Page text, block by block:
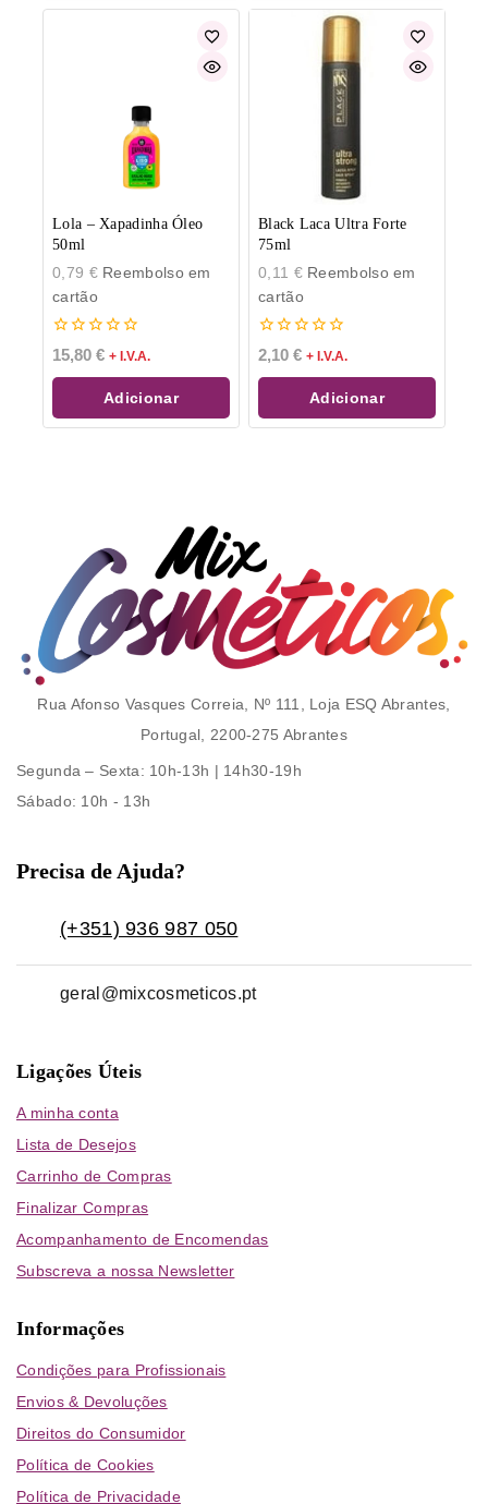
Lola – Xapadinha Óleo
50ml
0,79 €Reembolso em
cartão
0
de
5
15,80 € + I.V.A.
Adicionar
Black Laca Ultra Forte
75ml
0,11 €Reembolso em
cartão
0
de
5
2,10 € + I.V.A.
Adicionar
Rua Afonso Vasques Correia, Nº 111, Loja ESQ Abrantes,
Portugal, 2200-275 Abrantes
Segunda – Sexta: 10h-13h | 14h30-19h
Sábado: 10h - 13h
Precisa de Ajuda?
(+351) 936 987 050
geral@mixcosmeticos.pt
Ligações Úteis
A minha conta
Lista de Desejos
Carrinho de Compras
Finalizar Compras
Acompanhamento de Encomendas
Subscreva a nossa Newsletter
Informações
Condições para Profissionais
Envios & Devoluções
Direitos do Consumidor
Política de Cookies
Política de Privacidade